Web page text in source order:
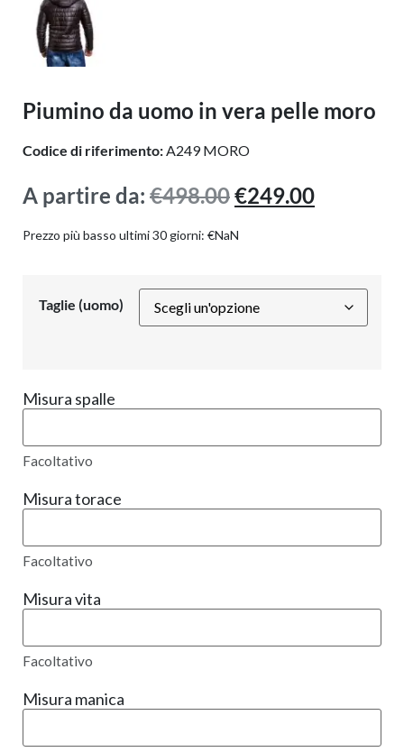
Piumino da uomo in vera pelle moro
Codice di riferimento:A249 MORO
A partire da: €498.00€249.00
Prezzo più basso ultimi 30 giorni: €NaN
Taglie (uomo)
Misura spalle
Facoltativo
Misura torace
Facoltativo
Misura vita
Facoltativo
Misura manica